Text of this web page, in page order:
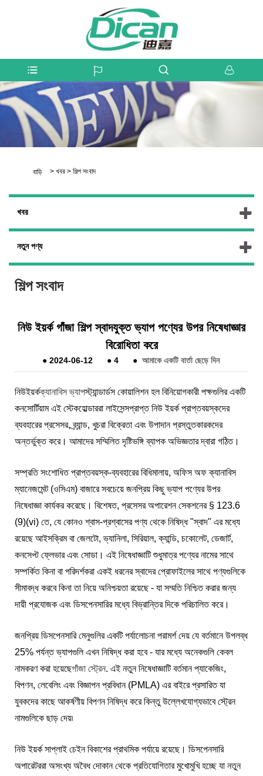
বাড়ি > খবর > শিল্প সংবাদ
খবর
নতুন পণ্য
শিল্প সংবাদ
নিউ ইয়র্ক গাঁজা শিল্প স্বাদযুক্ত ভ্যাপ পণ্যের উপর নিষেধাজ্ঞার
বিরোধিতা করে
●2024-06-12 ●4 ● আমাকে একটি বার্তা ছেড়ে দিন
নিউইয়র্কক্যানাবিস ভ্যাপস্ট্যান্ডার্ডস কোয়ালিশন হল বিনিয়োগকারী পক্ষগুলির একটি
কনসোর্টিয়াম এই স্টেকহোল্ডাররা লাইসেন্সপ্রাপ্ত নিউ ইয়র্ক প্রাপ্তবয়স্কদের
ব্যবহারের প্রসেসর, ব্র্যান্ড, খুচরা বিক্রেতা এবং উপাদান প্রস্তুতকারকদের
অন্তর্ভুক্ত করে। আমাদের সম্মিলিত দৃষ্টিভঙ্গি ব্যাপক অভিজ্ঞতার দ্বারা গঠিত।
সম্প্রতি সংশোধিত প্রাপ্তবয়স্ক-ব্যবহারের বিধিমালায়, অফিস অফ ক্যানাবিস
ম্যানেজমেন্ট (ওসিএম) বাজারে সবচেয়ে জনপ্রিয় কিছু ভ্যাপ পণ্যের উপর
নিষেধাজ্ঞা কার্যকর করেছে। বিশেষত, প্রসেসর অপারেশন সেকশনের § 123.6
(9)(vi) তে, যে কোনও শ্বাস-প্রশ্বাসের পণ্য থেকে নিষিদ্ধ "স্বাদ" এর মধ্যে
রয়েছে আইসক্রিম বা জেলটো, ভ্যানিলা, সিরিয়াল, ক্যান্ডি, চকোলেট, ডেজার্ট,
কনসেপ্ট ফ্লেভার এবং সোডা। এই নিষেধাজ্ঞাটি শুধুমাত্র পণ্যের নামের সাথে
সম্পর্কিত কিনা বা পরিদর্শকরা একই ধরনের স্বাদের প্রোফাইলের সাথে পণ্যগুলিকে
সীমাবদ্ধ করবে কিনা তা নিয়ে অনিশ্চয়তা রয়েছে - যা সম্মতি নিশ্চিত করার জন্য
দায়ী প্রযোজক এবং ডিসপেনসারির মধ্যে বিভ্রান্তির দিকে পরিচালিত করে।
জনপ্রিয় ডিসপেনসারি মেনুগুলির একটি পর্যালোচনা পরামর্শ দেয় যে বর্তমানে উপলব্ধ
25% পর্যন্ত ভ্যাপগুলি এখন নিষিদ্ধ করা হবে - যার মধ্যে অনেকগুলি কেবল
নামকরণ করা হয়েছেগাঁজা স্ট্রেন. এই নতুন নিষেধাজ্ঞাটি বর্তমান প্যাকেজিং,
বিপণন, লেবেলিং এবং বিজ্ঞাপন প্রবিধান (PMLA) এর বাইরে প্রসারিত যা
যুবকদের কাছে আকর্ষণীয় বিপণন নিষিদ্ধ করে কিন্তু উল্লেখযোগ্যভাবে স্ট্রেন
নামগুলিকে ছাড় দেয়৷
নিউ ইয়র্ক সাপ্লাই চেইন বিকাশের প্রাথমিক পর্যায়ে রয়েছে। ডিসপেনসারি
অপারেটররা অসংখ্য অবৈধ দোকান থেকে প্রতিযোগিতার মুখোমুখি হচ্ছে যা নতুন